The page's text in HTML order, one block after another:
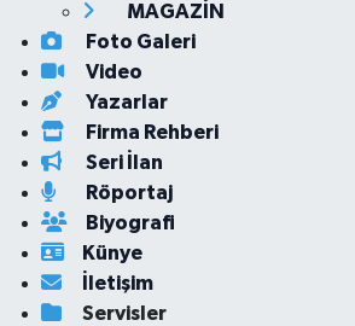
MAGAZİN
Foto Galeri
Video
Yazarlar
Firma Rehberi
Seri İlan
Röportaj
Biyografi
Künye
İletişim
Servisler